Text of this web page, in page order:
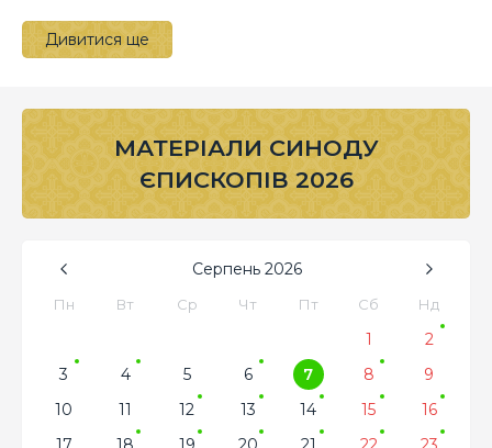
Дивитися ще
МАТЕРІАЛИ СИНОДУ
ЄПИСКОПІВ 2026
Серпень 2026
Пн Вт Ср Чт Пт Сб Нд
1
2
3
4 5 6 7 8
9
10
11 12 13 14 15
16